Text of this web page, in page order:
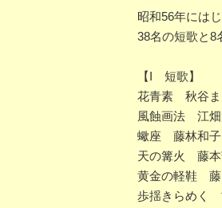
昭和56年には
38名の短歌と8
【I 短歌】
花青素 秋谷ま
風蝕画法 江
蠍座 藤林和子
天の篝火 藤本
黄金の軽鞋 藤
歩揺きらめく